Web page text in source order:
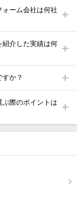
ーム会社は何社
紹介した実績は何
か？
際のポイントは